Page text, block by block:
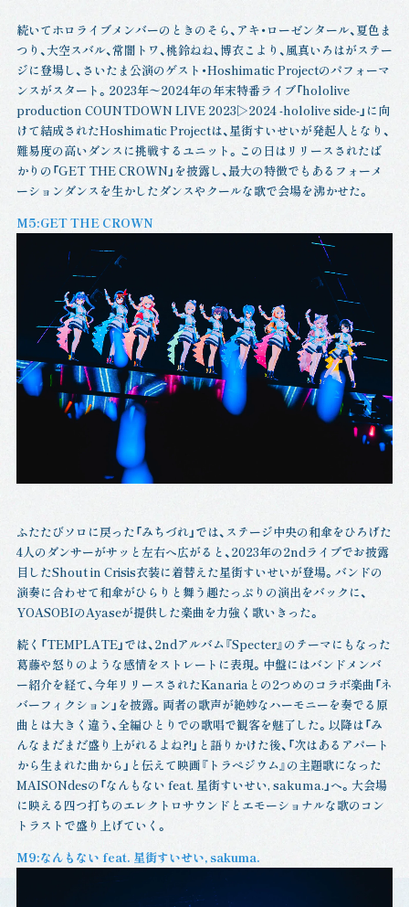
続いてホロライブメンバーのときのそら、アキ・ローゼンタール、夏色ま
つり、大空スバル、常闇トワ、桃鈴ねね、博衣こより、風真いろはがステー
ジに登場し、さいたま公演のゲスト・Hoshimatic Projectのパフォーマ
ンスがスタート。2023年〜2024年の年末特番ライブ「hololive
production COUNTDOWN LIVE 2023▷2024 -hololive side-」に向
けて結成されたHoshimatic Projectは、星街すいせいが発起人となり、
難易度の高いダンスに挑戦するユニット。この日はリリースされたば
かりの「GET THE CROWN」を披露し、最大の特徴でもあるフォーメ
ーションダンスを生かしたダンスやクールな歌で会場を沸かせた。
M5:GET THE CROWN
ふたたびソロに戻った「みちづれ」では、ステージ中央の和傘をひろげた
4人のダンサーがサッと左右へ広がると、2023年の2ndライブでお披露
目したShout in Crisis衣装に着替えた星街すいせいが登場。バンドの
演奏に合わせて和傘がひらりと舞う趣たっぷりの演出をバックに、
YOASOBIのAyaseが提供した楽曲を力強く歌いきった。
続く「TEMPLATE」では、2ndアルバム『Specter』のテーマにもなった
葛藤や怒りのような感情をストレートに表現。中盤にはバンドメンバ
ー紹介を経て、今年リリースされたKanariaとの2つめのコラボ楽曲「ネ
バーフィクション」を披露。両者の歌声が絶妙なハーモニーを奏でる原
曲とは大きく違う、全編ひとりでの歌唱で観客を魅了した。以降は「み
んなまだまだ盛り上がれるよね?!」と語りかけた後、「次はあるアパート
から生まれた曲から」と伝えて映画『トラペジウム』の主題歌になった
MAISONdesの「なんもない feat. 星街すいせい, sakuma.」へ。大会場
に映える四つ打ちのエレクトロサウンドとエモーショナルな歌のコン
トラストで盛り上げていく。
M9:なんもない feat. 星街すいせい, sakuma.